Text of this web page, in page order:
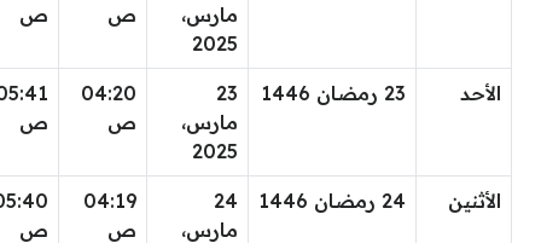
مارس،
2025
ص
ص
الأحد 23 رمضان 1446
23
مارس،
2025
04:20
ص
ص
الأثنين 24 رمضان 1446
24
مارس،
04:19
ص
ص